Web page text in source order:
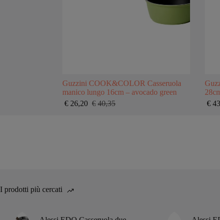
Guzzini COOK&COLOR Casseruola
manico lungo 16cm – avocado green
€ 40,35
Il
€ 26,20 Il
€
I prodotti più cercati